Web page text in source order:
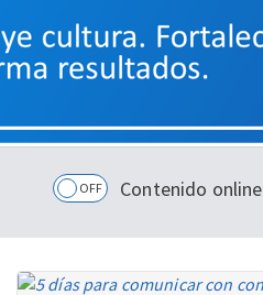
OFF Contenido online